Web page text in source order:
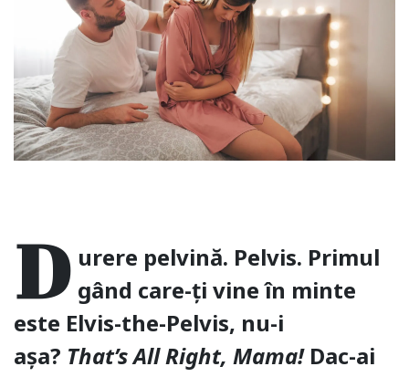
D urere pelvină. Pelvis. Primul
gând care-ți vine în minte
este Elvis-the-Pelvis, nu-i
așa? That’s All Right, Mama!Dac-ai